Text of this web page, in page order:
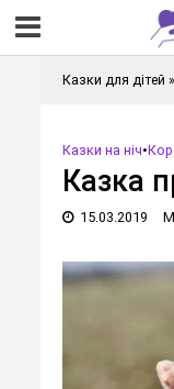
Казки для дітей »
Казки на ніч•
Казка
15.03.2019